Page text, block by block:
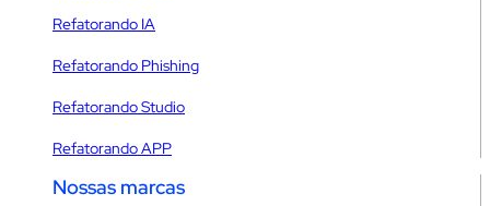
Refatorando IA
Refatorando Phishing
Refatorando Studio
Refatorando APP
Nossas marcas